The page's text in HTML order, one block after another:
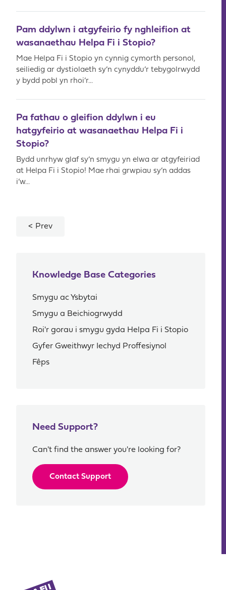
Pam ddylwn i atgyfeirio fy nghleifion at
wasanaethau Helpa Fi i Stopio?
Mae Helpa Fi i Stopio yn cynnig cymorth personol,
seiliedig ar dystiolaeth sy’n cynyddu’r tebygolrwydd
y bydd pobl yn rhoi’r...
Pa fathau o gleifion ddylwn i eu
hatgyfeirio at wasanaethau Helpa Fi i
Stopio?
Bydd unrhyw glaf sy’n smygu yn elwa ar atgyfeiriad
at Helpa Fi i Stopio! Mae rhai grwpiau sy’n addas
i’w...
Prev
Knowledge Base Categories
Smygu ac Ysbytai
Smygu a Beichiogrwydd
Roi'r gorau i smygu gyda Helpa Fi i Stopio
Gyfer Gweithwyr Iechyd Proffesiynol
Fêps
Need Support?
Can't find the answer you're looking for?
Contact Support